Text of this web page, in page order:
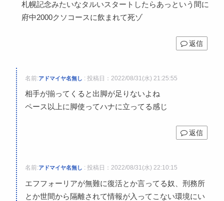
札幌記念みたいなタルいスタートしたらあっという間に
府中2000クソコースに飲まれて死ゾ
返信
名前:アドマイヤ名無し : 投稿日：2022/08/31(水) 21:25:55
相手が揃ってくると出脚が足りないよね
ペース以上に脚使ってハナに立ってる感じ
返信
名前:アドマイヤ名無し : 投稿日：2022/08/31(水) 22:10:15
エフフォーリアが無難に復活とか言ってる奴、刑務所
とか世間から隔離されて情報が入ってこない環境にい